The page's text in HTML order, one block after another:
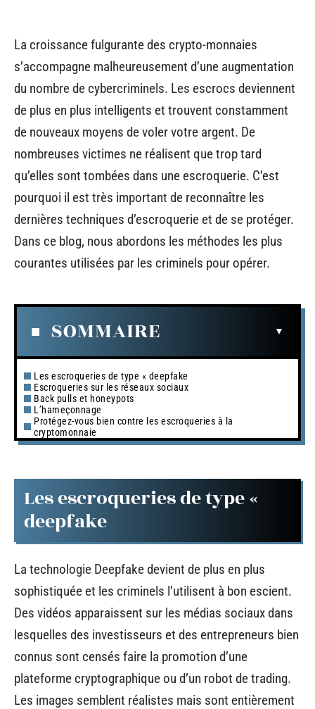
La croissance fulgurante des crypto-monnaies
s’accompagne malheureusement d’une augmentation
du nombre de cybercriminels. Les escrocs deviennent
de plus en plus intelligents et trouvent constamment
de nouveaux moyens de voler votre argent. De
nombreuses victimes ne réalisent que trop tard
qu’elles sont tombées dans une escroquerie. C’est
pourquoi il est très important de reconnaître les
dernières techniques d’escroquerie et de se protéger.
Dans ce blog, nous abordons les méthodes les plus
courantes utilisées par les criminels pour opérer.
SOMMAIRE
Les escroqueries de type « deepfake
Escroqueries sur les réseaux sociaux
Back pulls et honeypots
L’hameçonnage
Protégez-vous bien contre les escroqueries à la
cryptomonnaie
Les escroqueries de type «
deepfake
La technologie Deepfake devient de plus en plus
sophistiquée et les criminels l’utilisent à bon escient.
Des vidéos apparaissent sur les médias sociaux dans
lesquelles des investisseurs et des entrepreneurs bien
connus sont censés faire la promotion d’une
plateforme cryptographique ou d’un robot de trading.
Les images semblent réalistes mais sont entièrement